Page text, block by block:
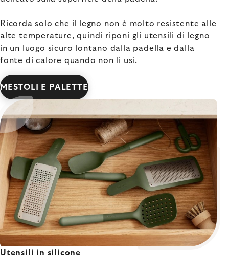
Ricorda solo che il legno non è molto resistente alle
alte temperature, quindi riponi gli utensili di legno
in un luogo sicuro lontano dalla padella e dalla
fonte di calore quando non li usi.
MESTOLI E PALETTE
Utensili in silicone